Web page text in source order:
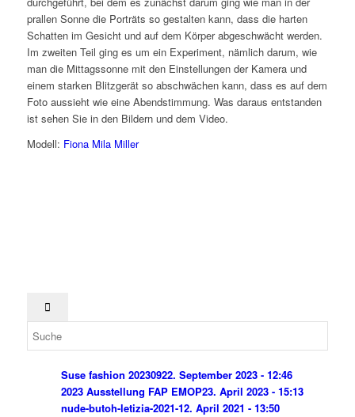
prallen Sonne die Porträts so gestalten kann, dass die harten
Schatten im Gesicht und auf dem Körper abgeschwächt werden.
Im zweiten Teil ging es um ein Experiment, nämlich darum, wie
man die Mittagssonne mit den Einstellungen der Kamera und
einem starken Blitzgerät so abschwächen kann, dass es auf dem
Foto aussieht wie eine Abendstimmung. Was daraus entstanden
ist sehen Sie in den Bildern und dem Video.
Modell: Fiona Mila Miller
Suse fashion 20230922. September 2023 - 12:46
2023 Ausstellung FAP EMOP23. April 2023 - 15:13
nude-butoh-letizia-2021-12. April 2021 - 13:50